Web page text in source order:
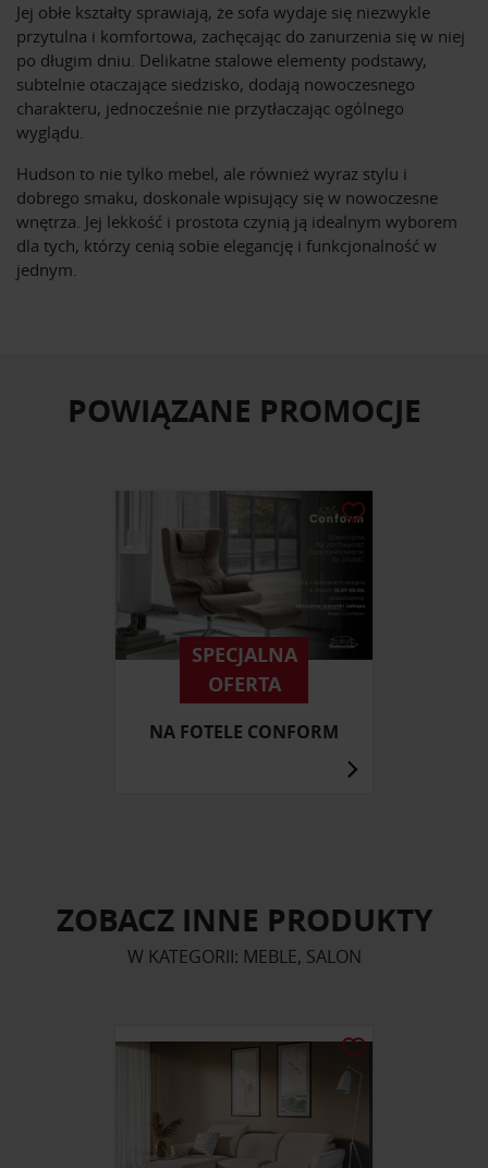
Jej obłe kształty sprawiają, że sofa wydaje się niezwykle
przytulna i komfortowa, zachęcając do zanurzenia się w niej
po długim dniu. Delikatne stalowe elementy podstawy,
subtelnie otaczające siedzisko, dodają nowoczesnego
charakteru, jednocześnie nie przytłaczając ogólnego
wyglądu.
Hudson to nie tylko mebel, ale również wyraz stylu i
dobrego smaku, doskonale wpisujący się w nowoczesne
wnętrza. Jej lekkość i prostota czynią ją idealnym wyborem
dla tych, którzy cenią sobie elegancję i funkcjonalność w
jednym.
POWIĄZANE PROMOCJE
SPECJALNA
OFERTA
NA FOTELE CONFORM
ZOBACZ INNE PRODUKTY
W KATEGORII: MEBLE, SALON